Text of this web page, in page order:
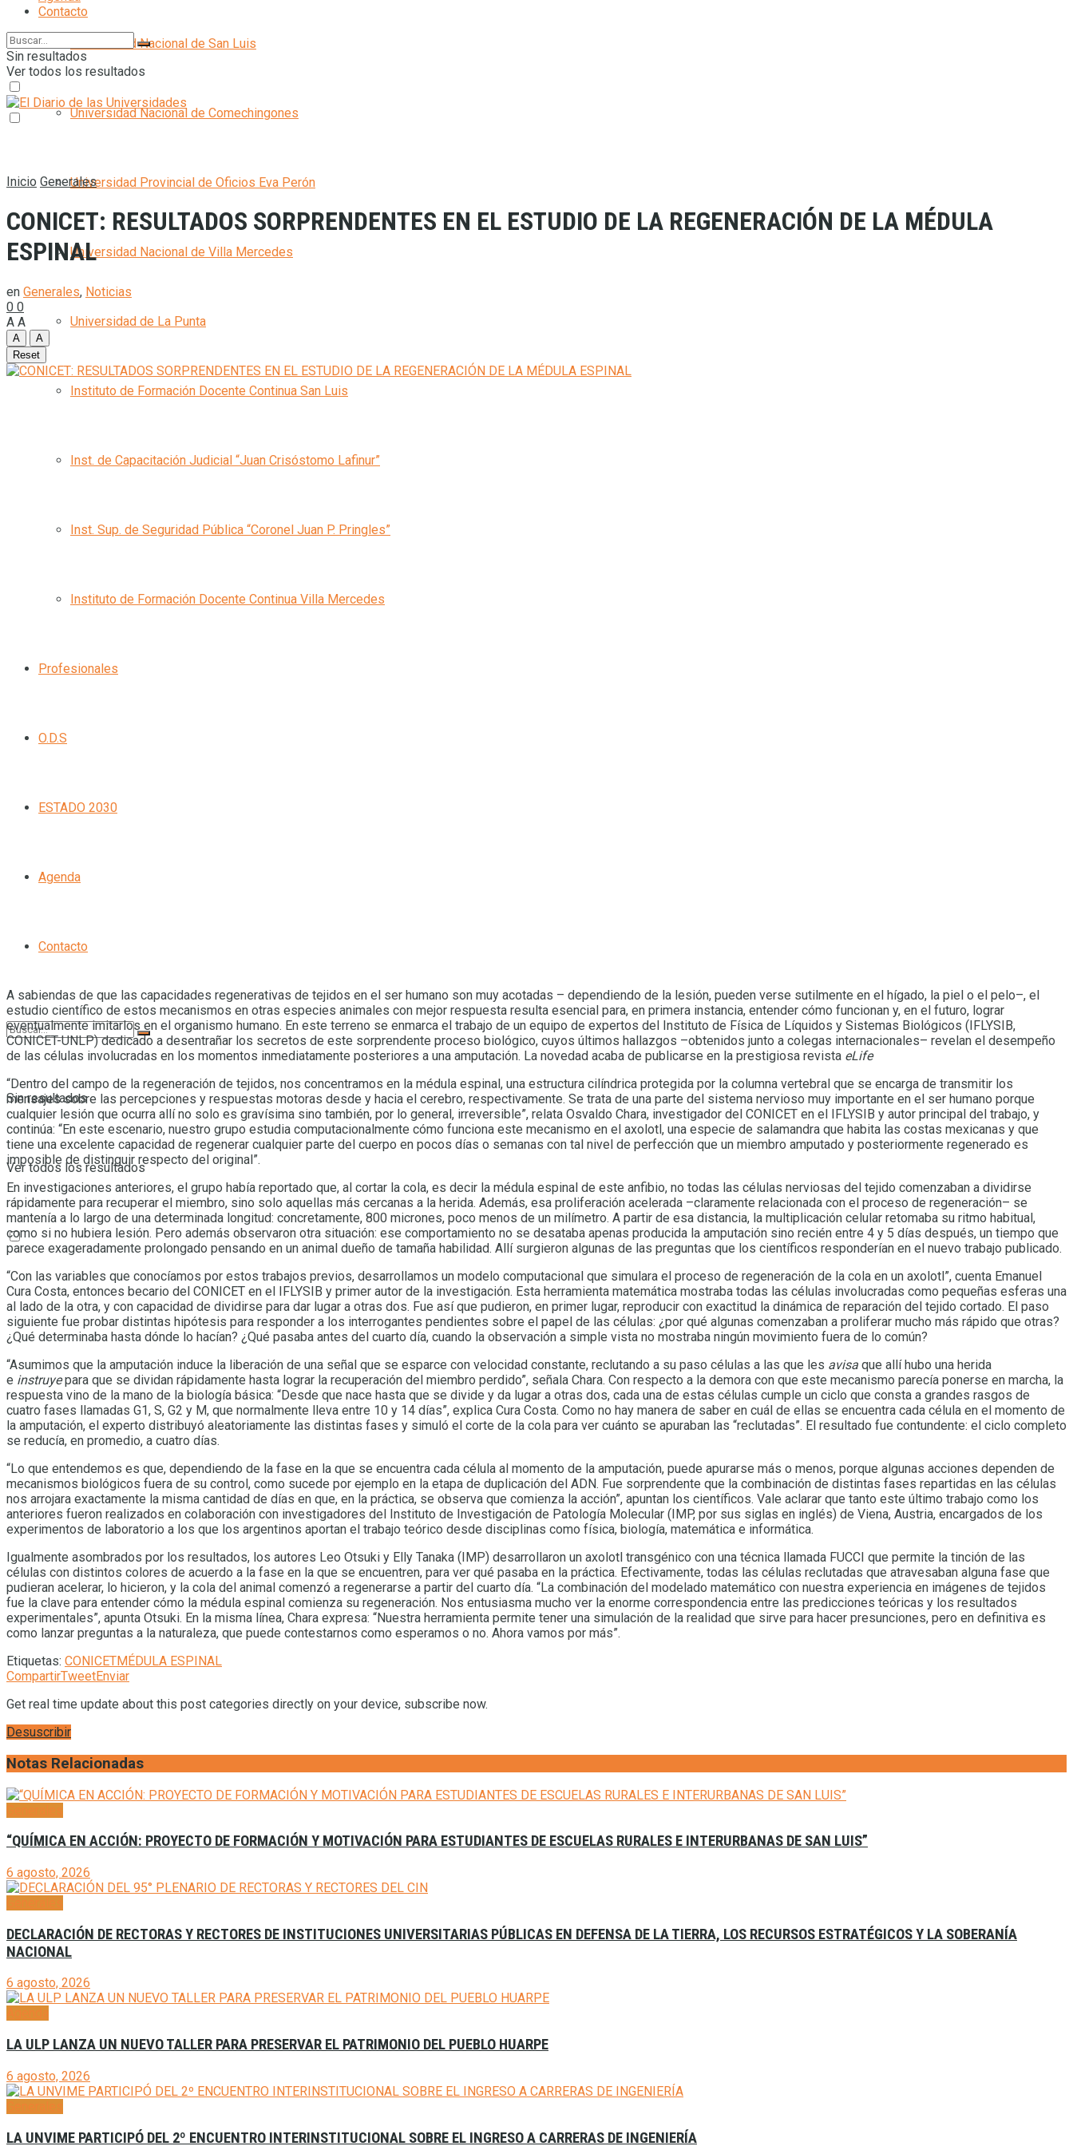
Universidad Nacional de San Luis
Universidad Nacional de Comechingones
Universidad Provincial de Oficios Eva Perón
Universidad Nacional de Villa Mercedes
Universidad de La Punta
Instituto de Formación Docente Continua San Luis
Inst. de Capacitación Judicial “Juan Crisóstomo Lafinur”
Inst. Sup. de Seguridad Pública “Coronel Juan P. Pringles”
Instituto de Formación Docente Continua Villa Mercedes
Profesionales
O.D.S
ESTADO 2030
Agenda
Contacto
Sin resultados
Ver todos los resultados
Contacto
Sin resultados
Ver todos los resultados
Inicio Generales
CONICET: RESULTADOS SORPRENDENTES EN EL ESTUDIO DE LA REGENERACIÓN DE LA MÉDULA
ESPINAL
en Generales, Noticias
0 0
A A
A
A
Reset
A sabiendas de que las capacidades regenerativas de tejidos en el ser humano son muy acotadas – dependiendo de la lesión, pueden verse sutilmente en el hígado, la piel o el pelo–, el
estudio científico de estos mecanismos en otras especies animales con mejor respuesta resulta esencial para, en primera instancia, entender cómo funcionan y, en el futuro, lograr
eventualmente imitarlos en el organismo humano. En este terreno se enmarca el trabajo de un equipo de expertos del Instituto de Física de Líquidos y Sistemas Biológicos (IFLYSIB,
CONICET-UNLP) dedicado a desentrañar los secretos de este sorprendente proceso biológico, cuyos últimos hallazgos –obtenidos junto a colegas internacionales– revelan el desempeño
de las células involucradas en los momentos inmediatamente posteriores a una amputación. La novedad acaba de publicarse en la prestigiosa revista eLife
“Dentro del campo de la regeneración de tejidos, nos concentramos en la médula espinal, una estructura cilíndrica protegida por la columna vertebral que se encarga de transmitir los
mensajes sobre las percepciones y respuestas motoras desde y hacia el cerebro, respectivamente. Se trata de una parte del sistema nervioso muy importante en el ser humano porque
cualquier lesión que ocurra allí no solo es gravísima sino también, por lo general, irreversible”, relata Osvaldo Chara, investigador del CONICET en el IFLYSIB y autor principal del trabajo, y
continúa: “En este escenario, nuestro grupo estudia computacionalmente cómo funciona este mecanismo en el axolotl, una especie de salamandra que habita las costas mexicanas y que
tiene una excelente capacidad de regenerar cualquier parte del cuerpo en pocos días o semanas con tal nivel de perfección que un miembro amputado y posteriormente regenerado es
imposible de distinguir respecto del original”.
En investigaciones anteriores, el grupo había reportado que, al cortar la cola, es decir la médula espinal de este anfibio, no todas las células nerviosas del tejido comenzaban a dividirse
rápidamente para recuperar el miembro, sino solo aquellas más cercanas a la herida. Además, esa proliferación acelerada –claramente relacionada con el proceso de regeneración– se
mantenía a lo largo de una determinada longitud: concretamente, 800 micrones, poco menos de un milímetro. A partir de esa distancia, la multiplicación celular retomaba su ritmo habitual,
como si no hubiera lesión. Pero además observaron otra situación: ese comportamiento no se desataba apenas producida la amputación sino recién entre 4 y 5 días después, un tiempo que
parece exageradamente prolongado pensando en un animal dueño de tamaña habilidad. Allí surgieron algunas de las preguntas que los científicos responderían en el nuevo trabajo publicado.
“Con las variables que conocíamos por estos trabajos previos, desarrollamos un modelo computacional que simulara el proceso de regeneración de la cola en un axolotl”, cuenta Emanuel
Cura Costa, entonces becario del CONICET en el IFLYSIB y primer autor de la investigación. Esta herramienta matemática mostraba todas las células involucradas como pequeñas esferas una
al lado de la otra, y con capacidad de dividirse para dar lugar a otras dos. Fue así que pudieron, en primer lugar, reproducir con exactitud la dinámica de reparación del tejido cortado. El paso
siguiente fue probar distintas hipótesis para responder a los interrogantes pendientes sobre el papel de las células: ¿por qué algunas comenzaban a proliferar mucho más rápido que otras?
¿Qué determinaba hasta dónde lo hacían? ¿Qué pasaba antes del cuarto día, cuando la observación a simple vista no mostraba ningún movimiento fuera de lo común?
“Asumimos que la amputación induce la liberación de una señal que se esparce con velocidad constante, reclutando a su paso células a las que les avisa que allí hubo una herida
e instruyepara que se dividan rápidamente hasta lograr la recuperación del miembro perdido”, señala Chara. Con respecto a la demora con que este mecanismo parecía ponerse en marcha, la
respuesta vino de la mano de la biología básica: “Desde que nace hasta que se divide y da lugar a otras dos, cada una de estas células cumple un ciclo que consta a grandes rasgos de
cuatro fases llamadas G1, S, G2 y M, que normalmente lleva entre 10 y 14 días”, explica Cura Costa. Como no hay manera de saber en cuál de ellas se encuentra cada célula en el momento de
la amputación, el experto distribuyó aleatoriamente las distintas fases y simuló el corte de la cola para ver cuánto se apuraban las “reclutadas”. El resultado fue contundente: el ciclo completo
se reducía, en promedio, a cuatro días.
“Lo que entendemos es que, dependiendo de la fase en la que se encuentra cada célula al momento de la amputación, puede apurarse más o menos, porque algunas acciones dependen de
mecanismos biológicos fuera de su control, como sucede por ejemplo en la etapa de duplicación del ADN. Fue sorprendente que la combinación de distintas fases repartidas en las células
nos arrojara exactamente la misma cantidad de días en que, en la práctica, se observa que comienza la acción”, apuntan los científicos. Vale aclarar que tanto este último trabajo como los
anteriores fueron realizados en colaboración con investigadores del Instituto de Investigación de Patología Molecular (IMP, por sus siglas en inglés) de Viena, Austria, encargados de los
experimentos de laboratorio a los que los argentinos aportan el trabajo teórico desde disciplinas como física, biología, matemática e informática.
Igualmente asombrados por los resultados, los autores Leo Otsuki y Elly Tanaka (IMP) desarrollaron un axolotl transgénico con una técnica llamada FUCCI que permite la tinción de las
células con distintos colores de acuerdo a la fase en la que se encuentren, para ver qué pasaba en la práctica. Efectivamente, todas las células reclutadas que atravesaban alguna fase que
pudieran acelerar, lo hicieron, y la cola del animal comenzó a regenerarse a partir del cuarto día. “La combinación del modelado matemático con nuestra experiencia en imágenes de tejidos
fue la clave para entender cómo la médula espinal comienza su regeneración. Nos entusiasma mucho ver la enorme correspondencia entre las predicciones teóricas y los resultados
experimentales”, apunta Otsuki. En la misma línea, Chara expresa: “Nuestra herramienta permite tener una simulación de la realidad que sirve para hacer presunciones, pero en definitiva es
como lanzar preguntas a la naturaleza, que puede contestarnos como esperamos o no. Ahora vamos por más”.
Etiquetas: CONICETMÉDULA ESPINAL
CompartirTweetEnviar
Get real time update about this post categories directly on your device, subscribe now.
Desuscribir
Notas Relacionadas
“QUÍMICA EN ACCIÓN: PROYECTO DE FORMACIÓN Y MOTIVACIÓN PARA ESTUDIANTES DE ESCUELAS RURALES E INTERURBANAS DE SAN LUIS”
6 agosto, 2026
DECLARACIÓN DE RECTORAS Y RECTORES DE INSTITUCIONES UNIVERSITARIAS PÚBLICAS EN DEFENSA DE LA TIERRA, LOS RECURSOS ESTRATÉGICOS Y LA SOBERANÍA
NACIONAL
6 agosto, 2026
LA ULP LANZA UN NUEVO TALLER PARA PRESERVAR EL PATRIMONIO DEL PUEBLO HUARPE
6 agosto, 2026
LA UNVIME PARTICIPÓ DEL 2º ENCUENTRO INTERINSTITUCIONAL SOBRE EL INGRESO A CARRERAS DE INGENIERÍA